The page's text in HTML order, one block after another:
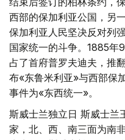
西部的保加利亚公国，另
保加利亚人民坚决反对列
国家统一的斗争。1885年
占了首府普罗夫迪夫，推
布«东鲁米利亚»与西部保
事件为«东西统一»。
斯威士兰独立日 斯威士兰
家，北、西、南三面为南